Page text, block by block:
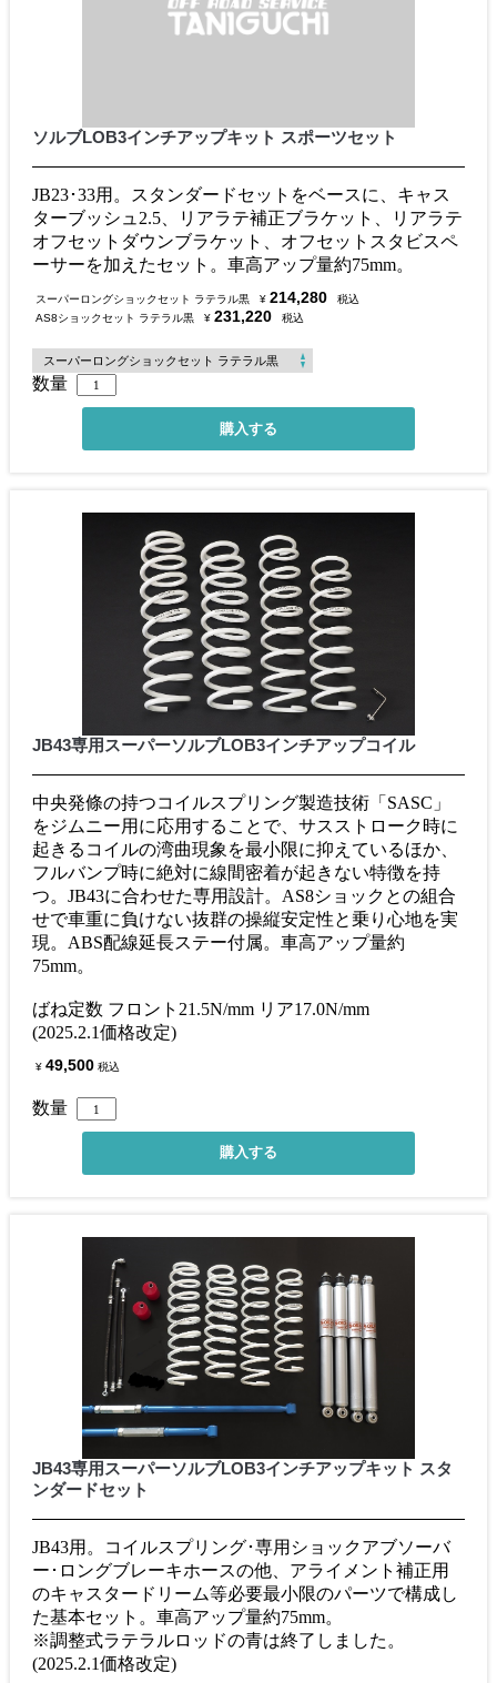
ソルブLOB3インチアップキット スポーツセット
JB23･33用。スタンダードセットをベースに、キャス
ターブッシュ2.5、リアラテ補正ブラケット、リアラテ
オフセットダウンブラケット、オフセットスタビスペ
ーサーを加えたセット。車高アップ量約75mm。
スーパーロングショックセット ラテラル黒 ¥ 214,280
税込
AS8ショックセット ラテラル黒
¥ 231,220 税込
数量
JB43専用スーパーソルブLOB3インチアップコイル
中央発條の持つコイルスプリング製造技術「SASC」
をジムニー用に応用することで、サスストローク時に
起きるコイルの湾曲現象を最小限に抑えているほか、
フルバンプ時に絶対に線間密着が起きない特徴を持
つ。JB43に合わせた専用設計。AS8ショックとの組合
せで車重に負けない抜群の操縦安定性と乗り心地を実
現。ABS配線延長ステー付属。車高アップ量約
75mm。
ばね定数 フロント21.5N/mm リア17.0N/mm
(2025.2.1価格改定)
¥ 49,500 税込
数量
JB43専用スーパーソルブLOB3インチアップキット スタ
ンダードセット
JB43用。コイルスプリング･専用ショックアブソーバ
ー･ロングブレーキホースの他、アライメント補正用
のキャスタードリーム等必要最小限のパーツで構成し
た基本セット。車高アップ量約75mm。
※調整式ラテラルロッドの青は終了しました。
(2025.2.1価格改定)